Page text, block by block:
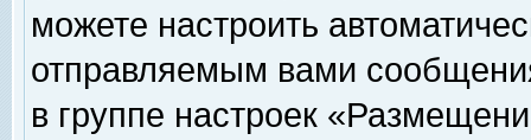
можете настроить
отправляемым вами
в группе настроек